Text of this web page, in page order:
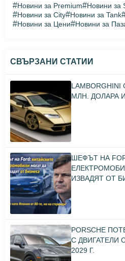
#Новини за Premium#Новини за
#Новини за City#Новини за Tank
#Новини за Цени#Новини за
СВЪРЗАНИ СТАТИИ
LAMBORGHINI
МЛН. ДОЛАРА
ШЕФЪТ НА
ИЗВАДЯТ ОТ
PORSCHE
С ДВИГАТЕЛИ
2029 Г.